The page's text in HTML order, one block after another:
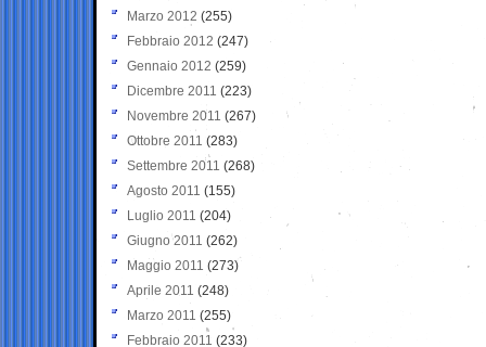
Marzo 2012 (255)
Febbraio 2012 (247)
Gennaio 2012 (259)
Dicembre 2011 (223)
Novembre 2011 (267)
Ottobre 2011 (283)
Settembre 2011 (268)
Agosto 2011 (155)
Luglio 2011 (204)
Giugno 2011 (262)
Maggio 2011 (273)
Aprile 2011 (248)
Marzo 2011 (255)
Febbraio 2011 (233)